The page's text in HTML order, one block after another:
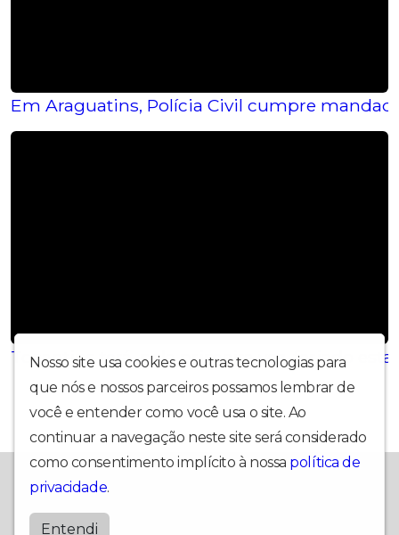
Em Araguatins, Polícia Civil cumpre
Tocantins terá, pela primeira vez, feriado
Nosso site usa cookies e outras tecnologias para
que nós e nossos parceiros possamos lembrar de
você e entender como você usa o site. Ao
continuar a navegação neste site será considerado
como consentimento implícito à nossa política de
privacidade.
Entendi
MÚSICAS, NOTÍCIAS E ENTRETENIMENTO